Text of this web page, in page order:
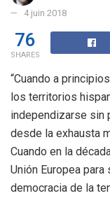
4 juin 2018
76
SHARES
“Cuando a
los territorios
independizarse sin
desde la exhausta
Cuando en la
Unión Europea
democracia de la